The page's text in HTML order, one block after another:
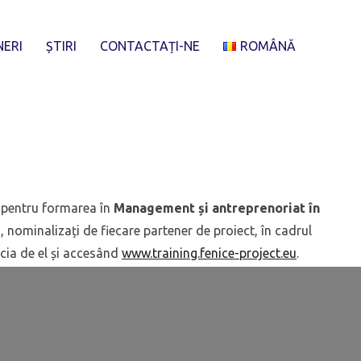
ȘTIRI CONTACTAȚI-NE ROMÂNĂ
formarea în Management și antreprenoriat în
nominalizați de fiecare partener de proiect, în cadrul
de el și accesând www.training.fenice-project.eu.